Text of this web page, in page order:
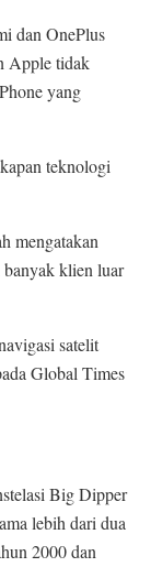
dan OnePlus
Apple tidak
yang
teknologi
mengatakan
banyak klien luar
satelit
Global Times
Big Dipper
lebih dari dua
2000 dan